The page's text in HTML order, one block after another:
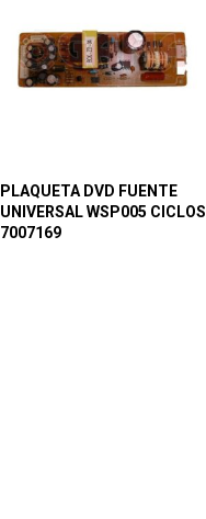
PLAQUETA DVD FUENTE
UNIVERSAL WSP005 CICLOS
7007169